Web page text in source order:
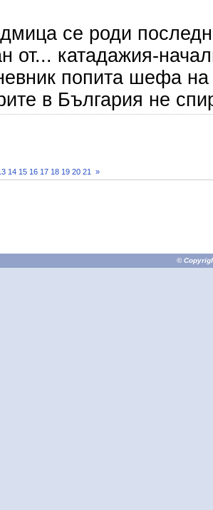
се роди
от... катадажия-
попита шефа
в България не
14 15 16 17 18 19 20 21 »
©